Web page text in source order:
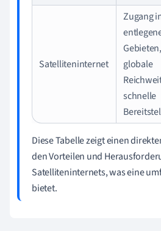
Satelliteninternet
Zugang
Gebieten,
globale
schnelle
Diese Tabelle zeigt einen
den Vorteilen und
Satelliteninternets, was eine
bietet.